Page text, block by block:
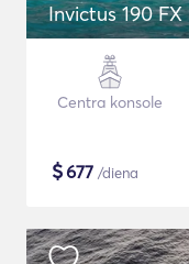
Invictus 190 FX
Centra konsole
$677 /diena